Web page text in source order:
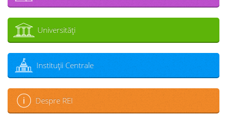
Universităţi
Instituţii Centrale
Despre REI